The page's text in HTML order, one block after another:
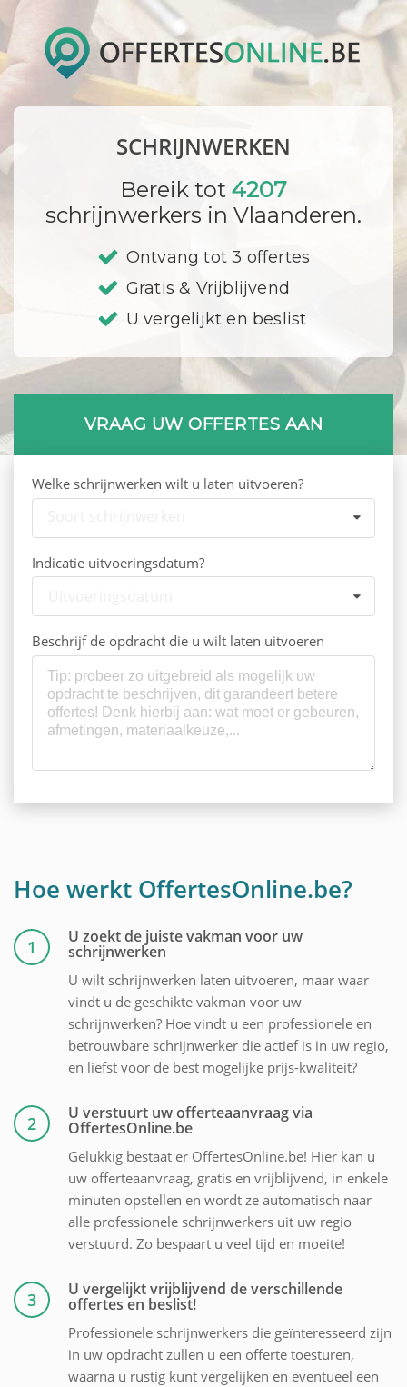
SCHRIJNWERKEN
Bereik tot 4207
schrijnwerkers in Vlaanderen.
Ontvang tot 3 offertes
Gratis & Vrijblijvend
U vergelijkt en beslist
VRAAG UW OFFERTES AAN
Welke schrijnwerken wilt u laten uitvoeren?
Indicatie uitvoeringsdatum?
Beschrijf de opdracht die u wilt laten uitvoeren
Hoe werkt OffertesOnline.be?
1 U zoekt de juiste vakman voor uw
schrijnwerken
U wilt schrijnwerken laten uitvoeren, maar waar
vindt u de geschikte vakman voor uw
schrijnwerken? Hoe vindt u een professionele en
betrouwbare schrijnwerker die actief is in uw regio,
en liefst voor de best mogelijke prijs-kwaliteit?
2 U verstuurt uw offerteaanvraag via
OffertesOnline.be
Gelukkig bestaat er OffertesOnline.be! Hier kan u
uw offerteaanvraag, gratis en vrijblijvend, in enkele
minuten opstellen en wordt ze automatisch naar
alle professionele schrijnwerkers uit uw regio
verstuurd. Zo bespaart u veel tijd en moeite!
3 U vergelijkt vrijblijvend de verschillende
offertes en beslist!
Professionele schrijnwerkers die geïnteresseerd zijn
in uw opdracht zullen u een offerte toesturen,
waarna u rustig kunt vergelijken en eventueel een